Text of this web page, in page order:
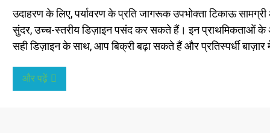
उदाहरण के लिए, पर्यावरण के प्रति जागरूक उपभोक्ता टिकाऊ
सुंदर, उच्च-स्तरीय डिज़ाइन पसंद कर सकते हैं। इन प्राथमिकताओं के
सही डिज़ाइन के साथ, आप बिक्री बढ़ा सकते हैं और प्रतिस्पर्धी
और पढ़ें